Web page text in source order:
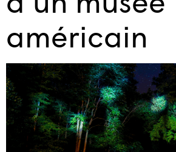
américain